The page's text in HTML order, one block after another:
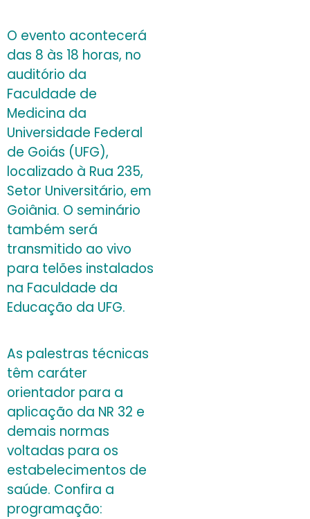
O evento acontecerá
das 8 às 18 horas, no
auditório da
Faculdade de
Medicina da
Universidade Federal
de Goiás (UFG),
localizado à Rua 235,
Setor Universitário, em
Goiânia. O seminário
também será
transmitido ao vivo
para telões instalados
na Faculdade da
Educação da UFG.
As palestras técnicas
têm caráter
orientador para a
aplicação da NR 32 e
demais normas
voltadas para os
estabelecimentos de
saúde. Confira a
programação: